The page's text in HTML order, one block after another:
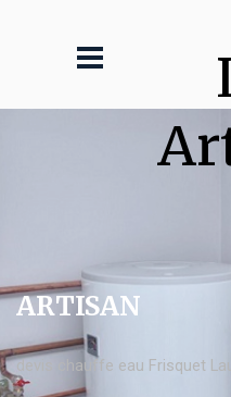
ARTISAN
devis chauffe eau Frisquet